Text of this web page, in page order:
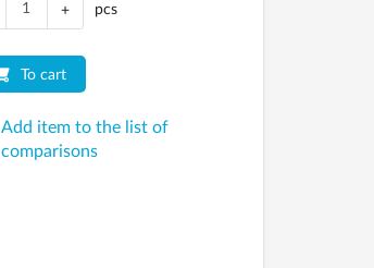
+ pcs
To cart
Add item to the list of
comparisons